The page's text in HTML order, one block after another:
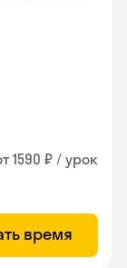
1590 ₽ / урок
время